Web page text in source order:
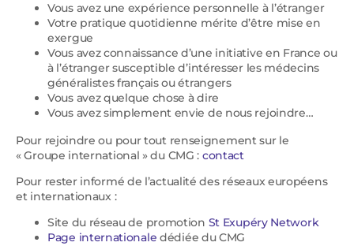
Vous avez une expérience personnelle à l’étranger
Votre pratique quotidienne mérite d’être mise en
exergue
Vous avez connaissance d’une initiative en France ou
à l’étranger susceptible d’intéresser les médecins
généralistes français ou étrangers
Vous avez quelque chose à dire
Vous avez simplement envie de nous rejoindre…
Pour rejoindre ou pour tout renseignement sur le
« Groupe international » du CMG : contact
Pour rester informé de l’actualité des réseaux européens
et internationaux :
Site du réseau de promotion St Exupéry Network
Page internationale dédiée du CMG